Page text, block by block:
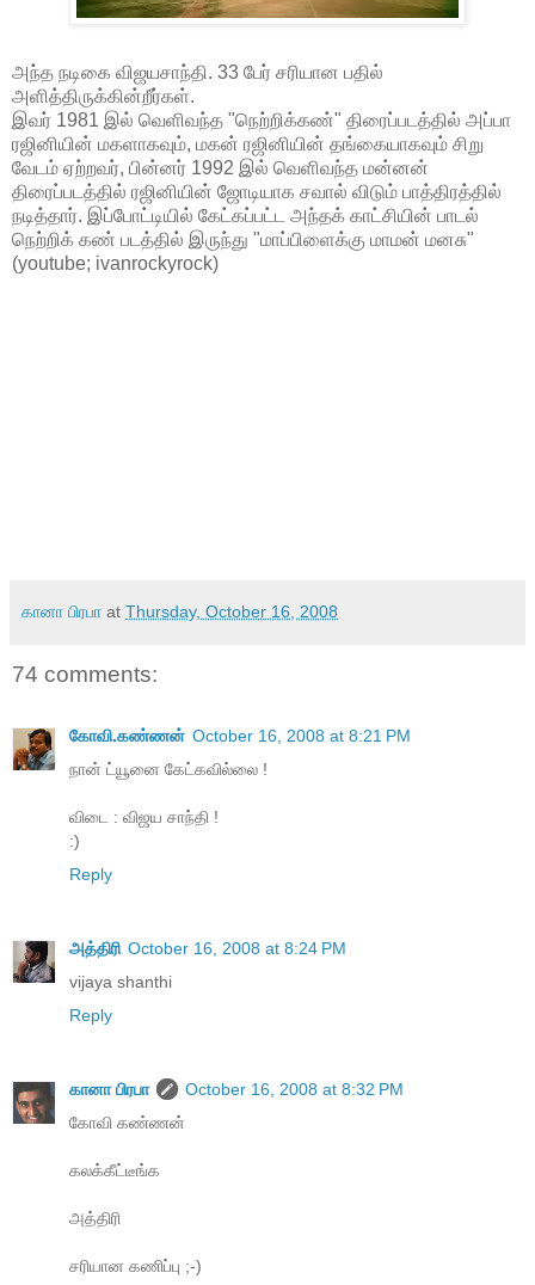
அந்த நடிகை விஜயசாந்தி. 33 பேர் சரியான பதில்
அளித்திருக்கின்றீர்கள்.
இவர் 1981 இல் வெளிவந்த "நெற்றிக்கண்" திரைப்படத்தில் அப்பா
ரஜினியின் மகளாகவும், மகன் ரஜினியின் தங்கையாகவும் சிறு
வேடம் ஏற்றவர், பின்னர் 1992 இல் வெளிவந்த மன்னன்
திரைப்படத்தில் ரஜினியின் ஜோடியாக சவால் விடும் பாத்திரத்தில்
நடித்தார். இப்போட்டியில் கேட்கப்பட்ட அந்தக் காட்சியின் பாடல்
நெற்றிக் கண் படத்தில் இருந்து "மாப்பிளைக்கு மாமன் மனசு"
(youtube; ivanrockyrock)
கானா பிரபா at Thursday, October 16, 2008
74 comments:
கோவி.கண்ணன் October 16, 2008 at 8:21 PM
நான் ட்யூனை கேட்கவில்லை !
விடை : விஜய சாந்தி !
:)
Reply
அத்திரி October 16, 2008 at 8:24 PM
vijaya shanthi
Reply
கானா பிரபா
October 16, 2008 at 8:32 PM
கோவி கண்ணன்
கலக்கீட்டீங்க
அத்திரி
சரியான கணிப்பு ;-)